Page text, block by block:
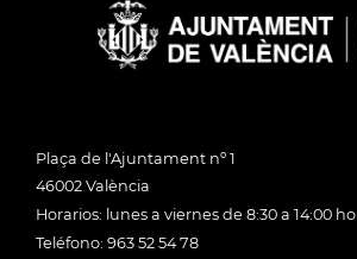
Plaça de l'Ajuntament nº 1
46002 València
Horarios: lunes a viernes de 8:30 a 14:00
Teléfono: 963 52 54 78